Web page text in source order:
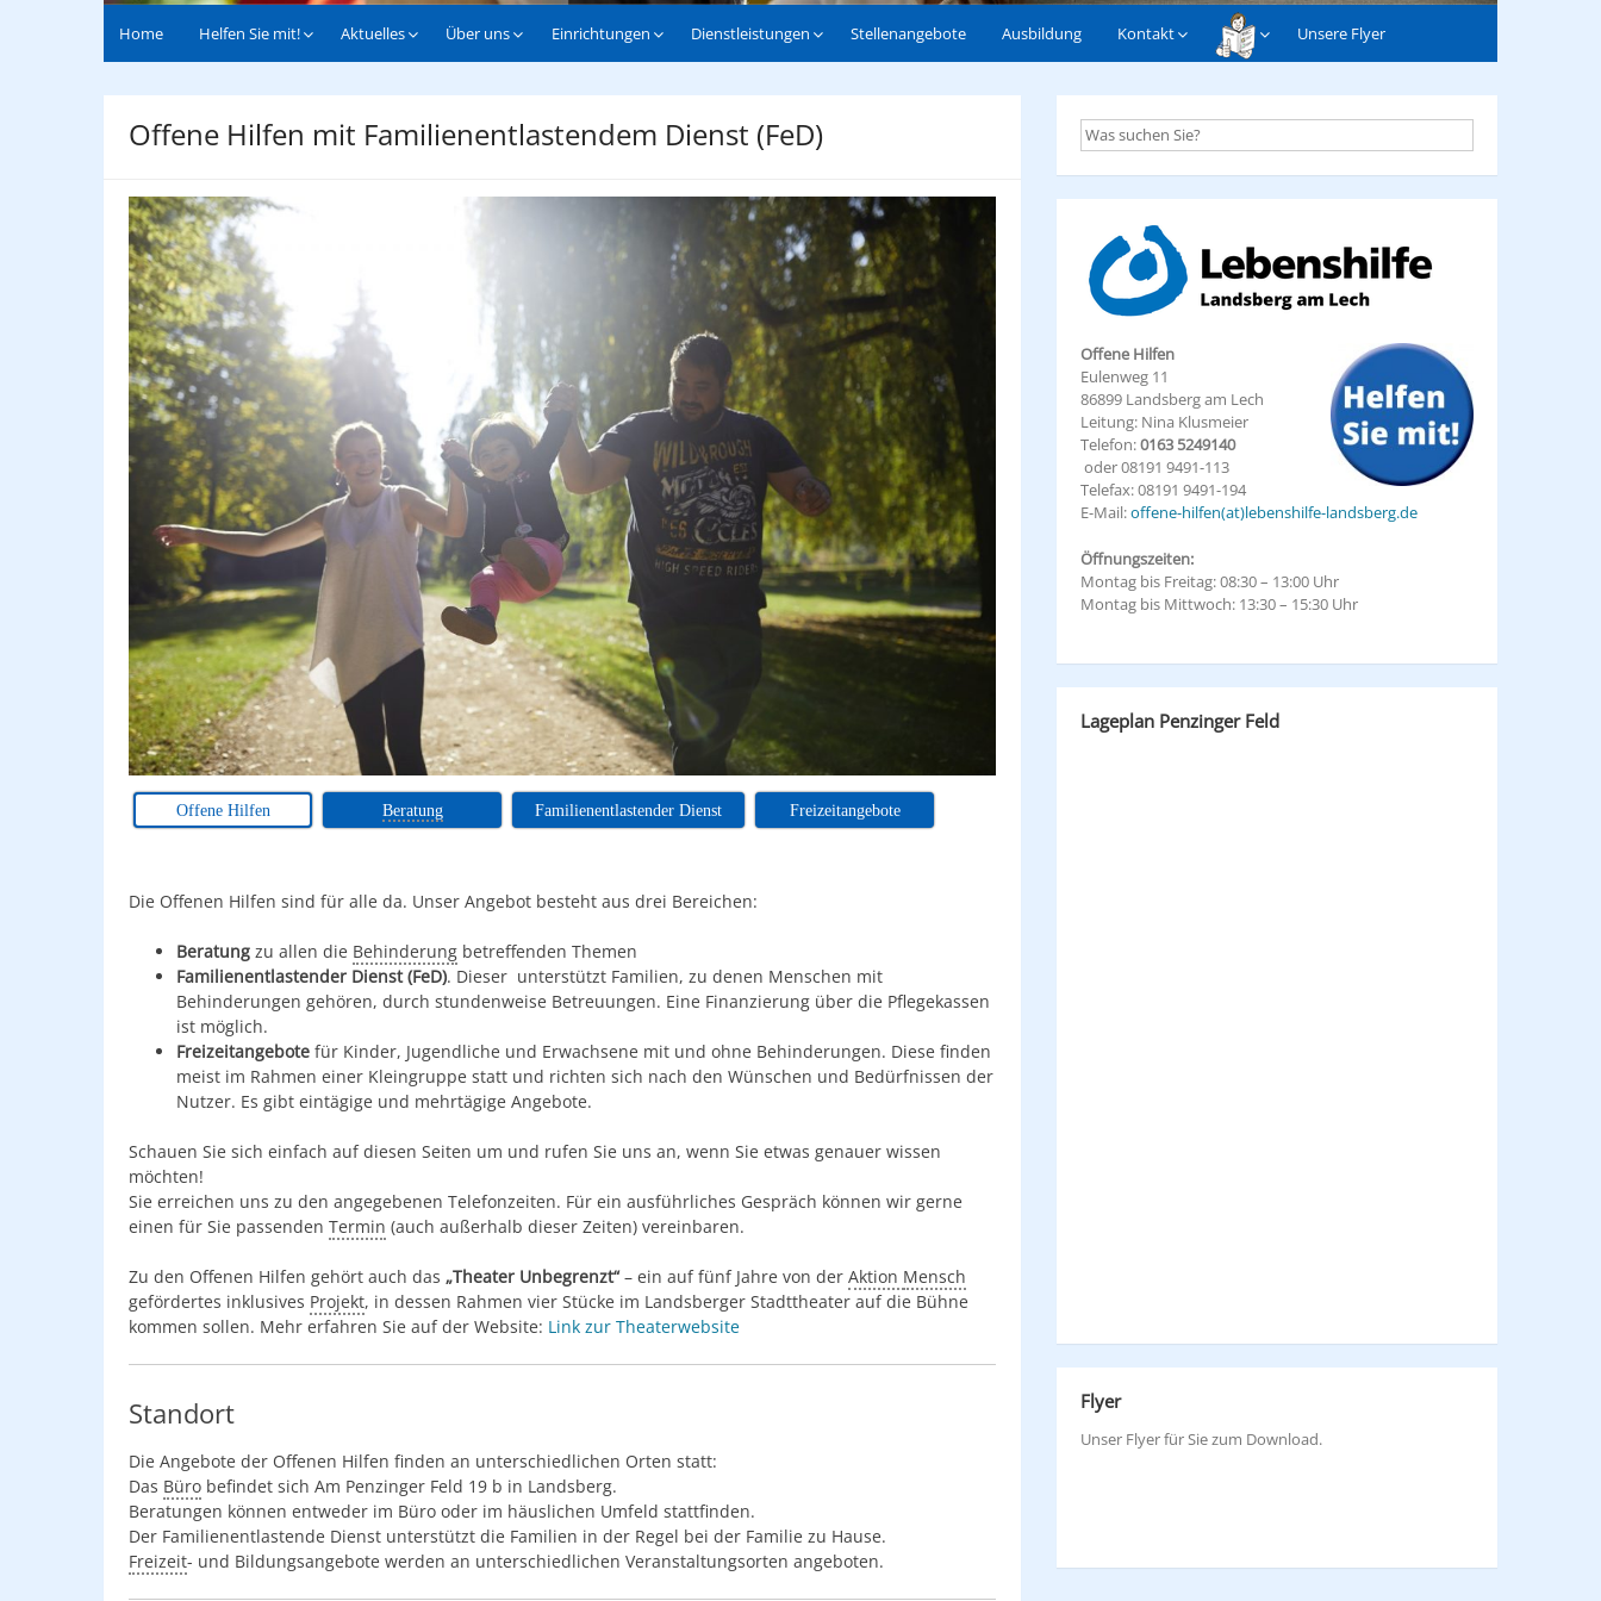
Home Helfen Sie mit! Aktuelles Über uns Einrichtungen Dienstleistungen Stellenangebote Ausbildung Kontakt Unsere Flyer
Offene Hilfen mit Familienentlastendem Dienst (FeD)
Offene Hilfen Beratung Familienentlastender Dienst Freizeitangebote
Die Offenen Hilfen sind für alle da. Unser Angebot besteht aus drei Bereichen:
Beratung zu allen die Behinderung betreffenden Themen
Familienentlastender Dienst (FeD). Dieser unterstützt Familien, zu denen Menschen mit
Behinderungen gehören, durch stundenweise Betreuungen. Eine Finanzierung über die Pflegekassen
ist möglich.
Freizeitangebote für Kinder, Jugendliche und Erwachsene mit und ohne Behinderungen. Diese finden
meist im Rahmen einer Kleingruppe statt und richten sich nach den Wünschen und Bedürfnissen der
Nutzer. Es gibt eintägige und mehrtägige Angebote.
Schauen Sie sich einfach auf diesen Seiten um und rufen Sie uns an, wenn Sie etwas genauer wissen
möchten!
Sie erreichen uns zu den angegebenen Telefonzeiten. Für ein ausführliches Gespräch können wir gerne
einen für Sie passenden Termin (auch außerhalb dieser Zeiten) vereinbaren.
Zu den Offenen Hilfen gehört auch das „Theater Unbegrenzt“– ein auf fünf Jahre von der Aktion Mensch
gefördertes inklusives Projekt, in dessen Rahmen vier Stücke im Landsberger Stadttheater auf die Bühne
kommen sollen. Mehr erfahren Sie auf der Website: Link zur Theaterwebsite
Standort
Die Angebote der Offenen Hilfen finden an unterschiedlichen Orten statt:
Das Büro befindet sich Am Penzinger Feld 19 b in Landsberg.
Beratungen können entweder im Büro oder im häuslichen Umfeld stattfinden.
Der Familienentlastende Dienst unterstützt die Familien in der Regel bei der Familie zu Hause.
Freizeit- und Bildungsangebote werden an unterschiedlichen Veranstaltungsorten angeboten.
Offene Hilfen
Eulenweg 11
86899 Landsberg am Lech
Leitung: Nina Klusmeier
Telefon:0163 5249140
oder 08191 9491-113
Telefax: 08191 9491-194
E-Mail:offene-hilfen(at)lebenshilfe-landsberg.de
Öffnungszeiten:
Montag bis Freitag: 08:30 – 13:00 Uhr
Montag bis Mittwoch: 13:30 – 15:30 Uhr
Lageplan Penzinger Feld
Flyer
Unser Flyer für Sie zum Download.